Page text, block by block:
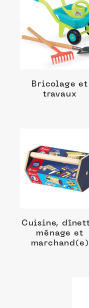
Bricolage et
travaux
Cuisine,
ménage et
marchand(e)